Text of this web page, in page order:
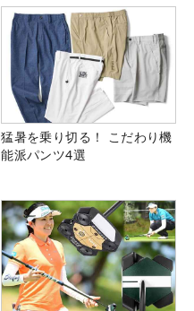
猛暑を乗り切る！ こだわり機
能派パンツ4選